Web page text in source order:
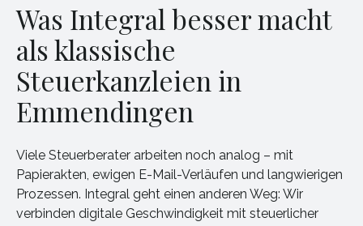
Was Integral besser macht
als klassische
Steuerkanzleien in
Emmendingen
Viele Steuerberater arbeiten noch analog – mit
Papierakten, ewigen E-Mail-Verläufen und langwierigen
Prozessen. Integral geht einen anderen Weg: Wir
verbinden digitale Geschwindigkeit mit steuerlicher